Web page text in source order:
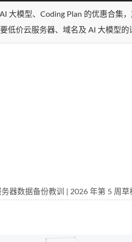
大模型、Coding Plan 的优惠合集，
低价云服务器、域名及 AI 大模型
器数据备份教训 | 2026 年第 5 周草